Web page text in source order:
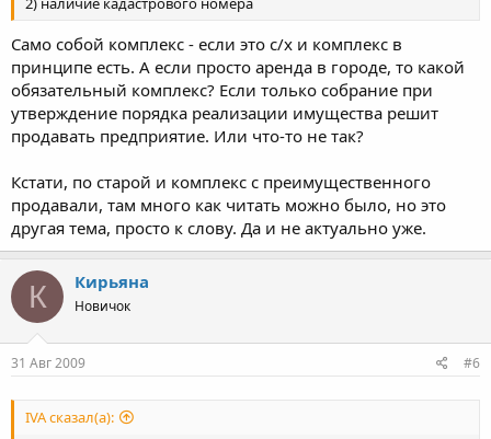
Само собой комплекс - если это с/х и комплекс в
принципе есть. А если просто аренда в городе, то какой
обязательный комплекс? Если только собрание при
утверждение порядка реализации имущества решит
продавать предприятие. Или что-то не так?
Кстати, по старой и комплекс с преимущественного
продавали, там много как читать можно было, но это
другая тема, просто к слову. Да и не актуально уже.
К Кирьяна
Новичок
31 Авг 2009 #6
IVA сказал(а):